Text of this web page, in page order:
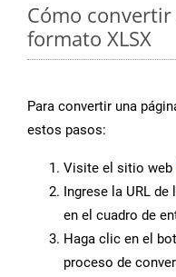
Cómo
formato XLSX
Para convertir una
estos pasos:
Visite el sitio web
Ingrese la URL
en el cuadro de
Haga clic en el
proceso de